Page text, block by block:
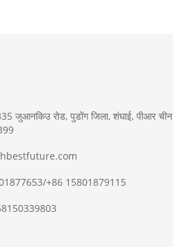
जुआनकिउ रोड, पुडोंग जिला, शंघाई, पीआर चीन
+86 15801879115